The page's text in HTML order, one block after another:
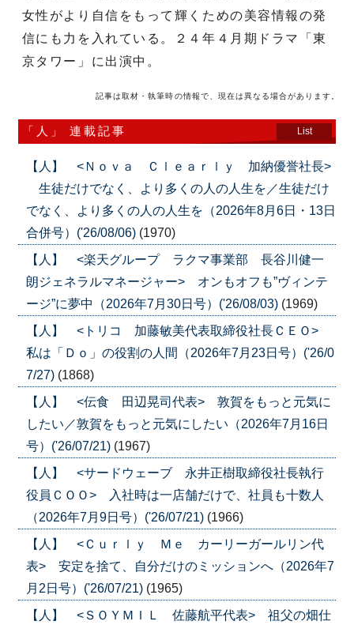
女性がより自信をもって輝くための美容情報の発
信にも力を入れている。２４年４月期ドラマ「東
京タワー」に出演中。
記事は取材・執筆時の情報で、現在は異なる場合があります。
「人」 連載記事 List
【人】 <Ｎｏｖａ Ｃｌｅａｒｌｙ 加納優誉社長>
生徒だけでなく、より多くの人の人生を／生徒だけ
でなく、より多くの人の人生を（2026年8月6日・13日
合併号）('26/08/06) (1970)
【人】 <楽天グループ ラクマ事業部 長谷川健一
朗ジェネラルマネージャー> オンもオフも”ヴィンテ
ージ”に夢中（2026年7月30日号）('26/08/03) (1969)
【人】 <トリコ 加藤敏美代表取締役社長ＣＥＯ>
私は「Ｄｏ」の役割の人間（2026年7月23日号）('26/0
7/27) (1868)
【人】 <伝食 田辺晃司代表> 敦賀をもっと元気に
したい／敦賀をもっと元気にしたい（2026年7月16日
号）('26/07/21) (1967)
【人】 <サードウェーブ 永井正樹取締役社長執行
役員ＣＯＯ> 入社時は一店舗だけで、社員も十数人
（2026年7月9日号）('26/07/21) (1966)
【人】 <Ｃｕｒｌｙ Ｍｅ カーリーガールリン代
表> 安定を捨て、自分だけのミッションへ（2026年7
月2日号）('26/07/21) (1965)
【人】 <ＳＯＹＭＩＬ 佐藤航平代表> 祖父の畑仕